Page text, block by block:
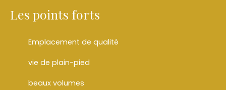
Les points forts
Emplacement de qualité
vie de plain-pied
beaux volumes